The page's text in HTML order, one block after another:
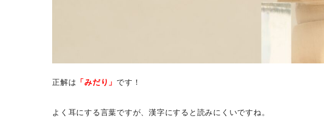
正解は 「みだり」 です！
よく耳にする言葉ですが、漢字にすると読みにくいですね。